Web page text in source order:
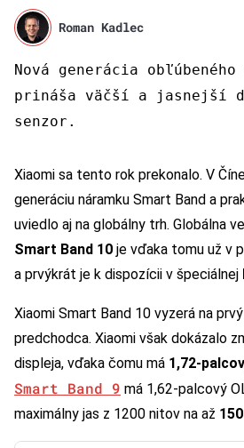
Roman Kadlec
Nová generácia
prináša väčší a jasnejší
senzor.
Xiaomi sa tento rok prekonalo. V
generáciu náramku Smart Band a
uviedlo aj na globálny trh. Globálna
Smart Band 10 je vďaka tomu už v
a prvýkrát je k dispozícii v špeciálnej
Xiaomi Smart Band 10 vyzerá na
predchodca. Xiaomi však dokázalo
displeja, vďaka čomu má 1,72-
Smart Band 9 má 1,62-palcový
maximálny jas z 1200 nitov na až